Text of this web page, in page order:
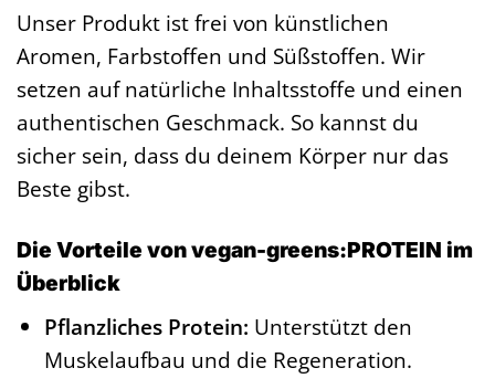
Unser Produkt ist frei von künstlichen
Aromen, Farbstoffen und Süßstoffen. Wir
setzen auf natürliche Inhaltsstoffe und einen
authentischen Geschmack. So kannst du
sicher sein, dass du deinem Körper nur das
Beste gibst.
Die Vorteile von vegan-greens:PROTEIN im
Überblick
Pflanzliches Protein: Unterstützt den
Muskelaufbau und die Regeneration.